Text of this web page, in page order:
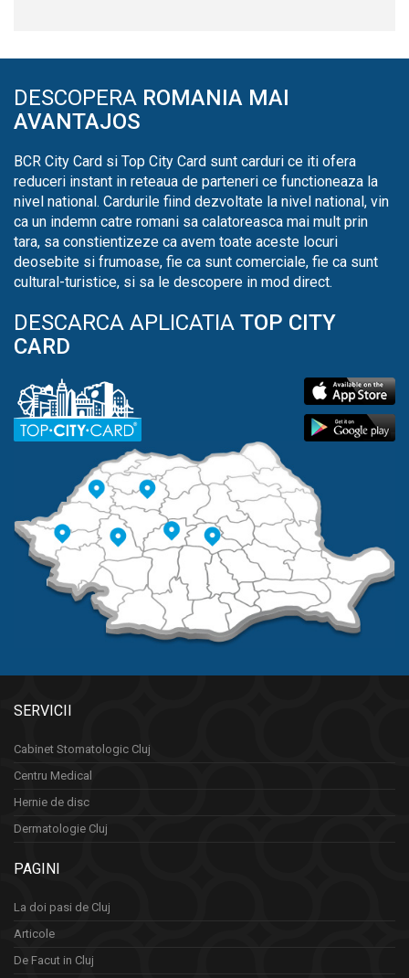
DESCOPERA ROMANIA MAI
AVANTAJOS
BCR City Card si Top City Card sunt carduri ce iti ofera
reduceri instant in reteaua de parteneri ce functioneaza la
nivel national. Cardurile fiind dezvoltate la nivel national, vin
ca un indemn catre romani sa calatoreasca mai mult prin
tara, sa constientizeze ca avem toate aceste locuri
deosebite si frumoase, fie ca sunt comerciale, fie ca sunt
cultural-turistice, si sa le descopere in mod direct.
DESCARCA APLICATIA TOP CITY
CARD
SERVICII
Cabinet Stomatologic Cluj
Centru Medical
Hernie de disc
Dermatologie Cluj
PAGINI
La doi pasi de Cluj
Articole
De Facut in Cluj